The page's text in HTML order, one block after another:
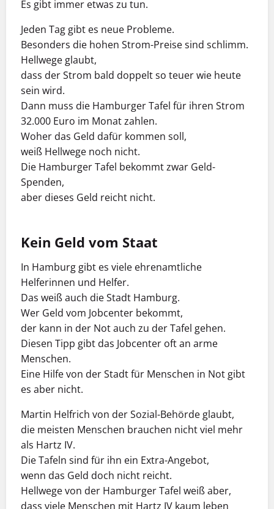
Es gibt immer etwas zu tun.
Jeden Tag gibt es neue Probleme.
Besonders die hohen Strom-Preise sind schlimm.
Hellwege glaubt,
dass der Strom bald doppelt so teuer wie heute
sein wird.
Dann muss die Hamburger Tafel für ihren Strom
32.000 Euro im Monat zahlen.
Woher das Geld dafür kommen soll,
weiß Hellwege noch nicht.
Die Hamburger Tafel bekommt zwar Geld-
Spenden,
aber dieses Geld reicht nicht.
Kein Geld vom Staat
In Hamburg gibt es viele ehrenamtliche
Helferinnen und Helfer.
Das weiß auch die Stadt Hamburg.
Wer Geld vom Jobcenter bekommt,
der kann in der Not auch zu der Tafel gehen.
Diesen Tipp gibt das Jobcenter oft an arme
Menschen.
Eine Hilfe von der Stadt für Menschen in Not gibt
es aber nicht.
Martin Helfrich von der Sozial-Behörde glaubt,
die meisten Menschen brauchen nicht viel mehr
als Hartz IV.
Die Tafeln sind für ihn ein Extra-Angebot,
wenn das Geld doch nicht reicht.
Hellwege von der Hamburger Tafel weiß aber,
dass viele Menschen mit Hartz IV kaum leben